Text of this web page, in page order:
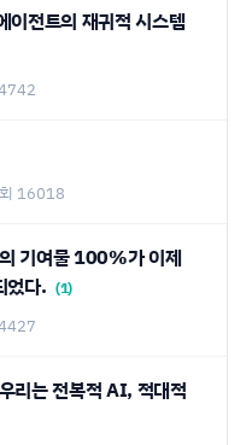
전트의 재귀적 시스템
16018
기여물 100%가 이제
다. (1)